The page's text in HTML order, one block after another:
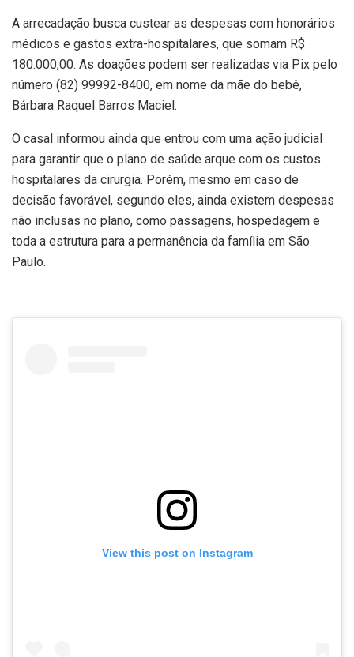
A arrecadação busca custear as despesas com honorários
médicos e gastos extra-hospitalares, que somam R$
180.000,00. As doações podem ser realizadas via Pix pelo
número (82) 99992-8400, em nome da mãe do bebê,
Bárbara Raquel Barros Maciel.
O casal informou ainda que entrou com uma ação judicial
para garantir que o plano de saúde arque com os custos
hospitalares da cirurgia. Porém, mesmo em caso de
decisão favorável, segundo eles, ainda existem despesas
não inclusas no plano, como passagens, hospedagem e
toda a estrutura para a permanência da família em São
Paulo.
View this post on Instagram